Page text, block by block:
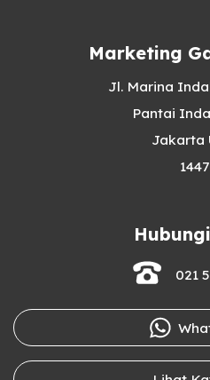
Marketing
Jl. Marina
Pantai
Jakarta
021